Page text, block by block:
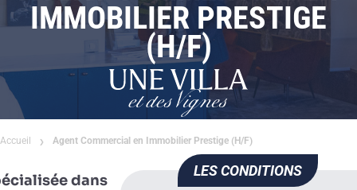
IMMOBILIER PRESTIGE
(H/F)
Accueil Agent Commercial en Immobilier Prestige (H/F)
dans
LES CONDITIONS